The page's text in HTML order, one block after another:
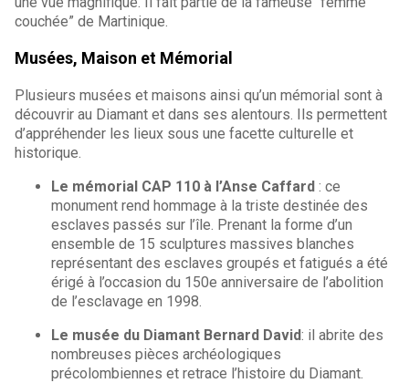
couchée” de Martinique.
Musées, Maison et Mémorial
Plusieurs musées et maisons ainsi qu’un mémorial sont à
découvrir au Diamant et dans ses alentours. Ils permettent
d’appréhender les lieux sous une facette culturelle et
historique.
Le mémorial CAP 110 à l’Anse Caffard : ce
monument rend hommage à la triste destinée des
esclaves passés sur l’île. Prenant la forme d’un
ensemble de 15 sculptures massives blanches
représentant des esclaves groupés et fatigués a été
érigé à l’occasion du 150e anniversaire de l’abolition
de l’esclavage en 1998.
Le musée du Diamant Bernard David: il abrite des
nombreuses pièces archéologiques
précolombiennes et retrace l’histoire du Diamant.